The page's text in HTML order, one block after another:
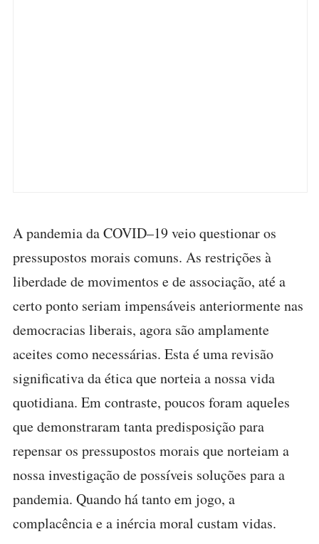
A pandemia da COVID–19 veio questionar os
pressupostos morais comuns. As restrições à
liberdade de movimentos e de associação, até a
certo ponto seriam impensáveis anteriormente nas
democracias liberais, agora são amplamente
aceites como necessárias. Esta é uma revisão
significativa da ética que norteia a nossa vida
quotidiana. Em contraste, poucos foram aqueles
que demonstraram tanta predisposição para
repensar os pressupostos morais que norteiam a
nossa investigação de possíveis soluções para a
pandemia. Quando há tanto em jogo, a
complacência e a inércia moral custam vidas.